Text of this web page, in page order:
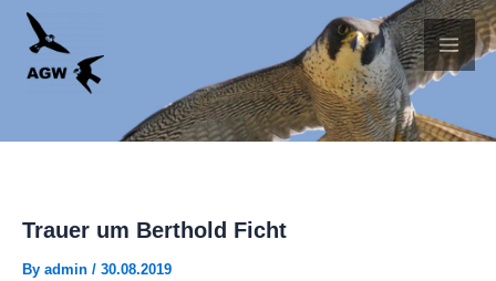
Skip
content
Trauer um Berthold Ficht
By admin / 30.08.2019